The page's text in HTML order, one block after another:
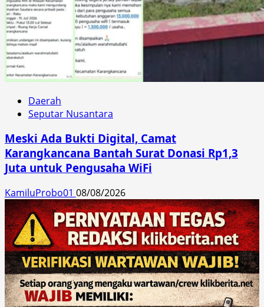
Daerah
Seputar Nusantara
Meski Ada Bukti Digital, Camat
Karangkancana Bantah Surat Donasi Rp1,3
Juta untuk Pengusaha WiFi
KamiluProbo01 08/08/2026